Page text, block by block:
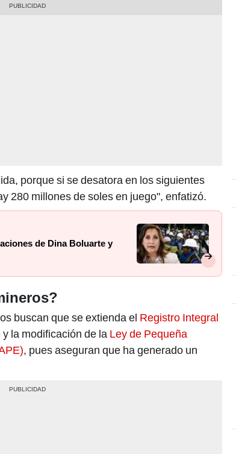
porque si se desatora en los siguientes
280 millones de soles en juego", enfatizó.
de Dina Boluarte y
buscan que se extienda el Registro Integral
y la modificación de la Ley de Pequeña
, pues aseguran que ha generado un